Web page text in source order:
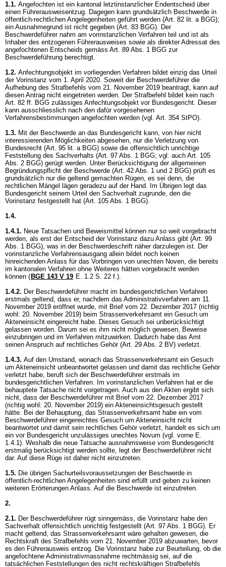
1.1. Angefochten ist ein kantonal letztinstanzlicher Endentscheid über
einen Führerausweisentzug. Dagegen kann grundsätzlich Beschwerde in
öffentlich-rechtlichen Angelegenheiten geführt werden (Art. 82 lit. a BGG);
ein Ausnahmegrund ist nicht gegeben (Art. 83 BGG). Der
Beschwerdeführer nahm am vorinstanzlichen Verfahren teil und ist als
Inhaber des entzogenen Führerausweises sowie als direkter Adressat des
angefochtenen Entscheids gemäss Art. 89 Abs. 1 BGG zur
Beschwerdeführung berechtigt.
1.2. Anfechtungsobjekt im vorliegenden Verfahren bildet einzig das Urteil
der Vorinstanz vom 1. April 2020. Soweit der Beschwerdeführer die
Aufhebung des Strafbefehls vom 21. November 2019 beantragt, kann auf
diesen Antrag nicht eingetreten werden. Der Strafbefehl bildet kein nach
Art. 82 ff. BGG zulässiges Anfechtungsobjekt vor Bundesgericht. Dieser
kann ausschliesslich nach den dafür vorgesehenen
Verfahrensbestimmungen angefochten werden (vgl. Art. 354 StPO).
1.3. Mit der Beschwerde an das Bundesgericht kann, von hier nicht
interessierenden Möglichkeiten abgesehen, nur die Verletzung von
Bundesrecht (Art. 95 lit. a BGG) sowie die offensichtlich unrichtige
Feststellung des Sachverhalts (Art. 97 Abs. 1 BGG; vgl. auch Art. 105
Abs. 2 BGG) gerügt werden. Unter Berücksichtigung der allgemeinen
Begründungspflicht der Beschwerde (Art. 42 Abs. 1 und 2 BGG) prüft es
grundsätzlich nur die geltend gemachten Rügen, es sei denn, die
rechtlichen Mängel lägen geradezu auf der Hand. Im Übrigen legt das
Bundesgericht seinem Urteil den Sachverhalt zugrunde, den die
Vorinstanz festgestellt hat (Art. 105 Abs. 1 BGG).
1.4.
1.4.1. Neue Tatsachen und Beweismittel können nur so weit vorgebracht
werden, als erst der Entscheid der Vorinstanz dazu Anlass gibt (Art. 99
Abs. 1 BGG), was in der Beschwerdeschrift näher darzulegen ist. Der
vorinstanzliche Verfahrensausgang allein bildet noch keinen
hinreichenden Anlass für das Vorbringen von unechten Noven, die bereits
im kantonalen Verfahren ohne Weiteres hätten vorgebracht werden
können ( BGE 143 V 19 E. 1.2 S. 22 f.).
1.4.2. Der Beschwerdeführer macht im bundesgerichtlichen Verfahren
erstmals geltend, dass er, nachdem das Administrativverfahren am 11.
November 2019 eröffnet wurde, mit Brief vom 22. Dezember 2017 (richtig
wohl: 20. November 2019) beim Strassenverkehrsamt ein Gesuch um
Akteneinsicht eingereicht habe. Dieses Gesuch sei unberücksichtigt
gelassen worden. Darum sei es ihm nicht möglich gewesen, Beweise
einzubringen und im Verfahren mitzuwirken. Dadurch habe das Amt
seinen Anspruch auf rechtliches Gehör (Art. 29 Abs. 2 BV) verletzt.
1.4.3. Auf den Umstand, wonach das Strassenverkehrsamt ein Gesuch
um Akteneinsicht unbeantwortet gelassen und damit das rechtliche Gehör
verletzt habe, beruft sich der Beschwerdeführer erstmals im
bundesgerichtlichen Verfahren. Im vorinstanzlichen Verfahren hat er die
behauptete Tatsache nicht vorgetragen. Auch aus den Akten ergibt sich
nicht, dass der Beschwerdeführer mit Brief vom 22. Dezember 2017
(richtig wohl: 20. November 2019) ein Akteneinsichtsgesuch gestellt
hätte. Bei der Behauptung, das Strassenverkehrsamt habe ein vom
Beschwerdeführer eingereichtes Gesuch um Akteneinsicht nicht
beantwortet und damit sein rechtliches Gehör verletzt, handelt es sich um
ein vor Bundesgericht unzulässiges unechtes Novum (vgl. vorne E.
1.4.1). Weshalb die neue Tatsache ausnahmsweise vom Bundesgericht
erstmalig berücksichtigt werden sollte, legt der Beschwerdeführer nicht
dar. Auf diese Rüge ist daher nicht einzutreten.
1.5. Die übrigen Sachurteilsvoraussetzungen der Beschwerde in
öffentlich-rechtlichen Angelegenheiten sind erfüllt und geben zu keinen
weiteren Erörterungen Anlass. Auf die Beschwerde ist einzutreten.
2.
2.1. Der Beschwerdeführer rügt sinngemäss, die Vorinstanz habe den
Sachverhalt offensichtlich unrichtig festgestellt (Art. 97 Abs. 1 BGG). Er
macht geltend, das Strassenverkehrsamt wäre gehalten gewesen, die
Rechtskraft des Strafbefehls vom 21. November 2019 abzuwarten, bevor
es den Führerausweis entzog. Die Vorinstanz habe zur Beurteilung, ob die
angefochtene Administrativmassnahme rechtmässig sei, auf die
tatsächlichen Feststellungen des nicht rechtskräftigen Strafbefehls